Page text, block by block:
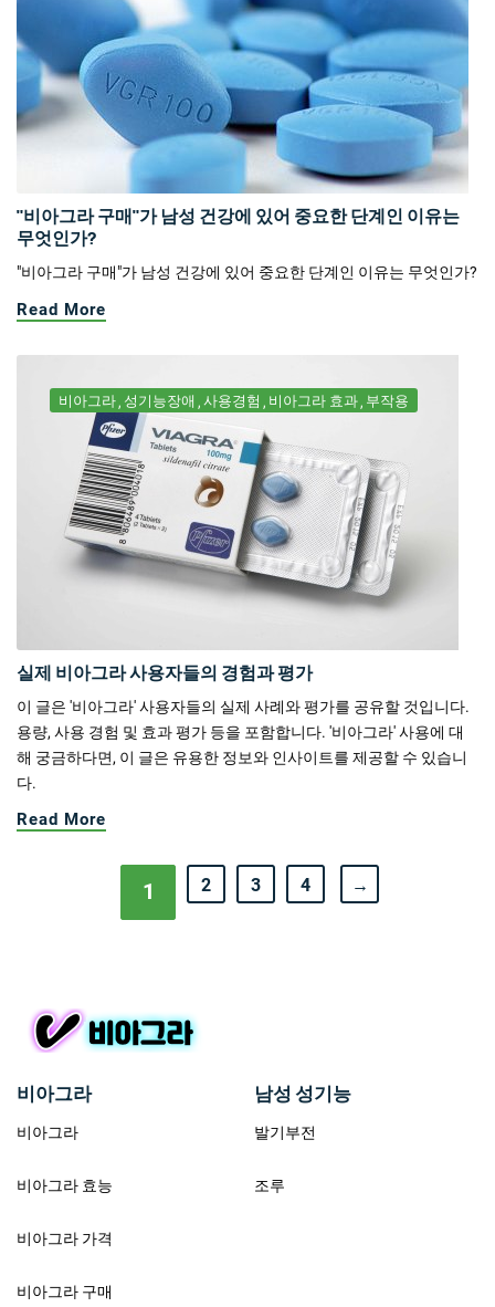
"비아그라 구매"가 남성 건강에 있어 중요한 단계인 이유는
무엇인가?
"비아그라 구매"가 남성 건강에 있어 중요한 단계인 이유는 무엇인가?
Read More
비아그라 성기능장애 사용경험 비아그라 효과 부작용
실제 비아그라 사용자들의 경험과 평가
이 글은 '비아그라' 사용자들의 실제 사례와 평가를 공유할 것입니다.
용량, 사용 경험 및 효과 평가 등을 포함합니다. '비아그라' 사용에 대
해 궁금하다면, 이 글은 유용한 정보와 인사이트를 제공할 수 있습니
다.
Read More
1 2 3 4 →
비아그라
비아그라
비아그라 효능
비아그라 가격
비아그라 구매
남성 성기능
발기부전
조루